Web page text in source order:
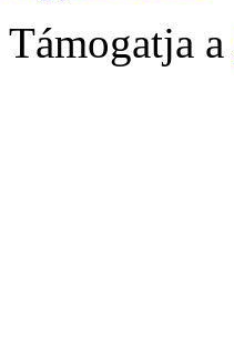
Támogatja a